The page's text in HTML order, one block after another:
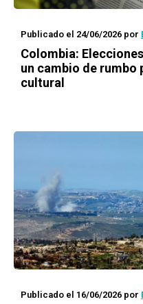
Publicado el 24/06/2026 por
Colombia:
un cambio de
cultural
Publicado el 16/06/2026 por